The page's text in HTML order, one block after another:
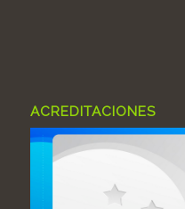
ACREDITACIONES